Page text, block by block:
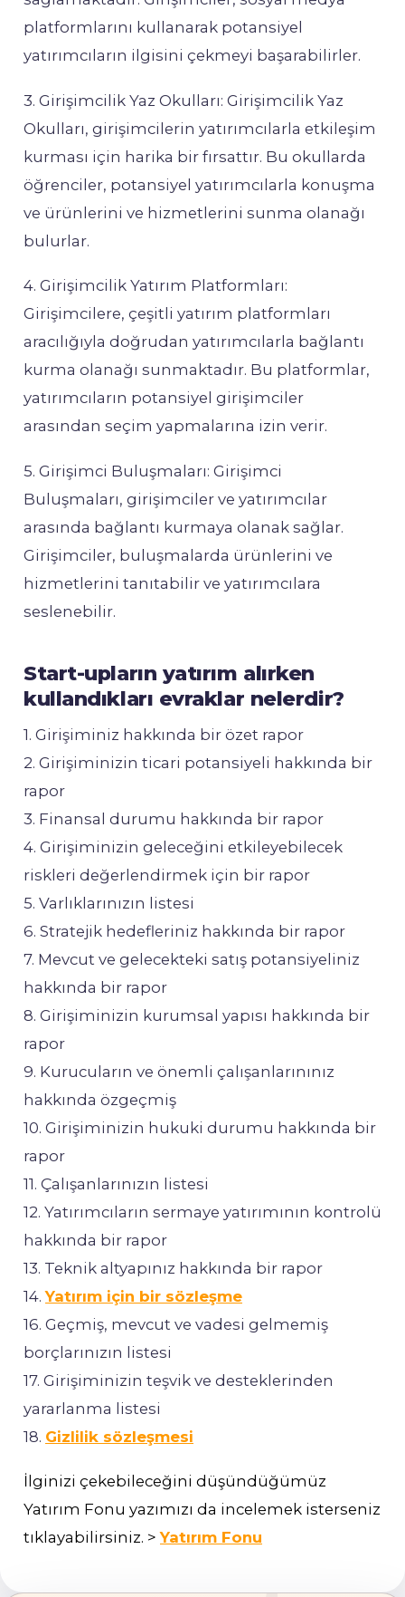
platformlarını kullanarak potansiyel
yatırımcıların ilgisini çekmeyi başarabilirler.
3. Girişimcilik Yaz Okulları: Girişimcilik Yaz
Okulları, girişimcilerin yatırımcılarla etkileşim
kurması için harika bir fırsattır. Bu okullarda
öğrenciler, potansiyel yatırımcılarla konuşma
ve ürünlerini ve hizmetlerini sunma olanağı
bulurlar.
4. Girişimcilik Yatırım Platformları:
Girişimcilere, çeşitli yatırım platformları
aracılığıyla doğrudan yatırımcılarla bağlantı
kurma olanağı sunmaktadır. Bu platformlar,
yatırımcıların potansiyel girişimciler
arasından seçim yapmalarına izin verir.
5. Girişimci Buluşmaları: Girişimci
Buluşmaları, girişimciler ve yatırımcılar
arasında bağlantı kurmaya olanak sağlar.
Girişimciler, buluşmalarda ürünlerini ve
hizmetlerini tanıtabilir ve yatırımcılara
seslenebilir.
Start-upların yatırım alırken
kullandıkları evraklar nelerdir?
1. Girişiminiz hakkında bir özet rapor
2. Girişiminizin ticari potansiyeli hakkında bir
rapor
3. Finansal durumu hakkında bir rapor
4. Girişiminizin geleceğini etkileyebilecek
riskleri değerlendirmek için bir rapor
5. Varlıklarınızın listesi
6. Stratejik hedefleriniz hakkında bir rapor
7. Mevcut ve gelecekteki satış potansiyeliniz
hakkında bir rapor
8. Girişiminizin kurumsal yapısı hakkında bir
rapor
9. Kurucuların ve önemli çalışanlarınınız
hakkında özgeçmiş
10. Girişiminizin hukuki durumu hakkında bir
rapor
11. Çalışanlarınızın listesi
12. Yatırımcıların sermaye yatırımının kontrolü
hakkında bir rapor
13. Teknik altyapınız hakkında bir rapor
14.Yatırım için bir sözleşme
16. Geçmiş, mevcut ve vadesi gelmemiş
borçlarınızın listesi
17. Girişiminizin teşvik ve desteklerinden
yararlanma listesi
18. Gizlilik sözleşmesi
İlginizi çekebileceğini düşündüğümüz
Yatırım Fonu yazımızı da incelemek isterseniz
tıklayabilirsiniz. >Yatırım Fonu